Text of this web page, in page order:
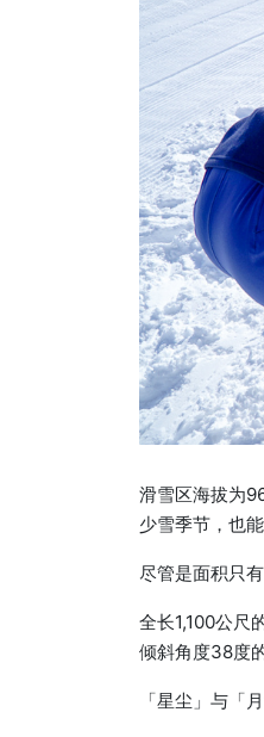
滑雪区海拔为
少雪季节，也
尽管是面积只
全长1,100公尺
倾斜角度38度
「星尘」与「